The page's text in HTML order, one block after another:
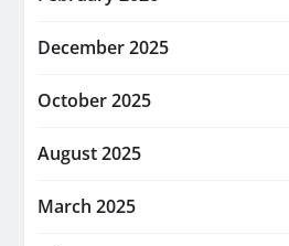
December 2025
October 2025
August 2025
March 2025